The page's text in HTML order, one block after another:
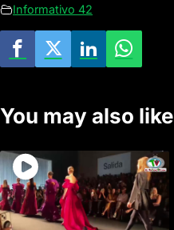
Informativo 42
You may also like